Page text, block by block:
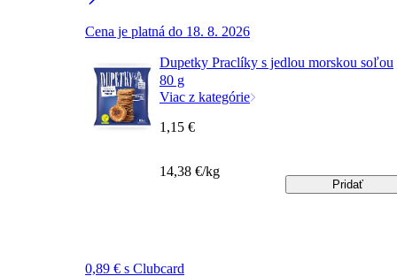
Cena je platná do 18. 8. 2026
Dupetky Praclíky s jedlou morskou soľou
80 g
Viac z kategórie
0,89 € s Clubcard
1,15 €
14,38 €/kg
Pridať